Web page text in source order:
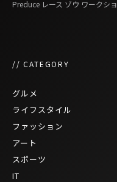
Preduce レース ゾウ ワークシ
// CATEGORY
グルメ
ライフスタイル
ファッション
アート
スポーツ
IT